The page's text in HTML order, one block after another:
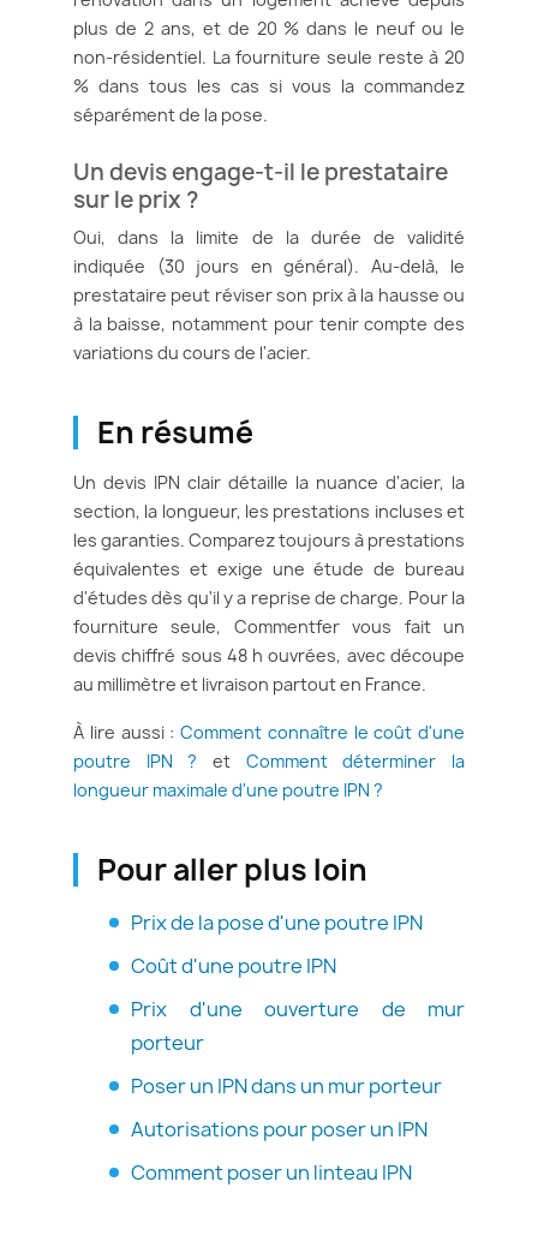
plus de 2 ans, et de 20 % dans le neuf ou le
non-résidentiel. La fourniture seule reste à 20
% dans tous les cas si vous la commandez
séparément de la pose.
Un devis engage-t-il le prestataire
sur le prix ?
Oui, dans la limite de la durée de validité
indiquée (30 jours en général). Au-delà, le
prestataire peut réviser son prix à la hausse ou
à la baisse, notamment pour tenir compte des
variations du cours de l'acier.
En résumé
Un devis IPN clair détaille la nuance d'acier, la
section, la longueur, les prestations incluses et
les garanties. Comparez toujours à prestations
équivalentes et exige une étude de bureau
d'études dès qu'il y a reprise de charge. Pour la
fourniture seule, Commentfer vous fait un
devis chiffré sous 48 h ouvrées, avec découpe
au millimètre et livraison partout en France.
À lire aussi : Comment connaître le coût d'une
poutre IPN ? et Comment déterminer la
longueur maximale d'une poutre IPN ?
Pour aller plus loin
Prix de la pose d'une poutre IPN
Coût d'une poutre IPN
Prix d'une ouverture de mur
porteur
Poser un IPN dans un mur porteur
Autorisations pour poser un IPN
Comment poser un linteau IPN